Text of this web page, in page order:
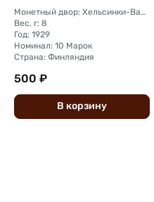
Монетный двор: Хельсинки-Вантаа
Вес, г: 8
Год: 1929
Номинал: 10 Марок
Страна: Финляндия
500 ₽
В корзину